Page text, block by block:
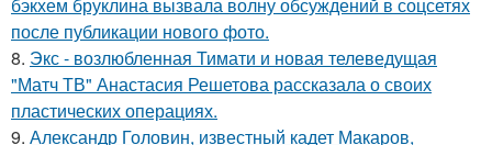
после публикации нового фото.
8. Экс - возлюбленная Тимати и новая телеведущая
"Матч ТВ" Анастасия Решетова рассказала о своих
пластических операциях.
9. Александр Головин, известный кадет Макаров,